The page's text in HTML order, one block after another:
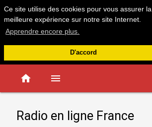
Ce site utilise des cookies pour vous assurer la
meilleure expérience sur notre site Internet.
Apprendre encore plus.
D'accord
home menu
Radio en ligne France